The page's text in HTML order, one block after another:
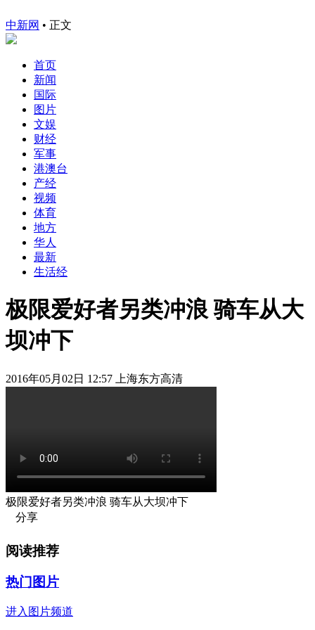
中新网 • 正文
首页
新闻
国际
图片
文娱
财经
军事
港澳台
产经
视频
体育
地方
华人
最新
生活经
极限爱好者另类冲浪 骑车从大
坝冲下
2016年05月02日 12:57 上海东方高清
极限爱好者另类冲浪 骑车从大坝冲下
分享
阅读推荐
热门图片
进入图片频道